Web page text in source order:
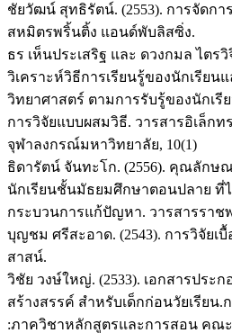
ชัยวัฒน์ สุทธิรัตน์. (2553). การจัดก
สหมิตรพริ้นติ้ง แอนด์พับลิสซิ่ง.
ธร เห็นประเสริฐ และ ดวงกมล ไตร
วิเคราะห์วิธีการเรียนรู้ของนักเรีย
วิทยาศาสตร์ ตามการรับรู้ของนักเ
การวิจัยแบบผสมวิธี. วารสารอิเล็ก
จุฬาลงกรณ์มหาวิทยาลัย, 10(1)
ธิดารัตน์ จันทะโก. (2556). คุณลักษ
นักเรียนชั้นมัธยมศึกษาตอนปลาย ที่
กระบวนการแก้ปัญหา. วารสารราช
บุญชม ศรีสะอาด. (2543). การวิจัยเ
สาสน์.
วิชัย วงษ์ใหญ่. (2533). เอกสารประ
สร้างสรรค์ สำหรับเด็กก่อนวัยเรียน.
:ภาควิชาหลักสูตรและการสอน คณ